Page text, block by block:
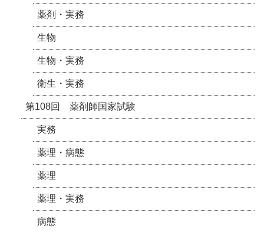
薬剤・実務
生物
生物・実務
衛生・実務
第108回 薬剤師国家試験
実務
薬理・病態
薬理
薬理・実務
病態